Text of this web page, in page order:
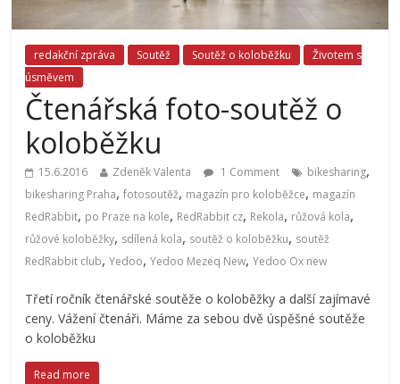
redakční zpráva Soutěž Soutěž o koloběžku
Životem s
úsměvem
Čtenářská foto-soutěž o
koloběžku
15.6.2016 Zdeněk Valenta 1 Comment bikesharing,
bikesharing Praha,fotosoutěž, magazín pro koloběžce, magazín
RedRabbit, po Praze na kole, RedRabbit cz, Rekola, růžová kola,
růžové koloběžky, sdílená kola, soutěž o koloběžku, soutěž
RedRabbit club,Yedoo,Yedoo Mezeq New,Yedoo Ox new
Třetí ročník čtenářské soutěže o koloběžky a další zajímavé
ceny. Vážení čtenáři. Máme za sebou dvě úspěšné soutěže
o koloběžku
Read more